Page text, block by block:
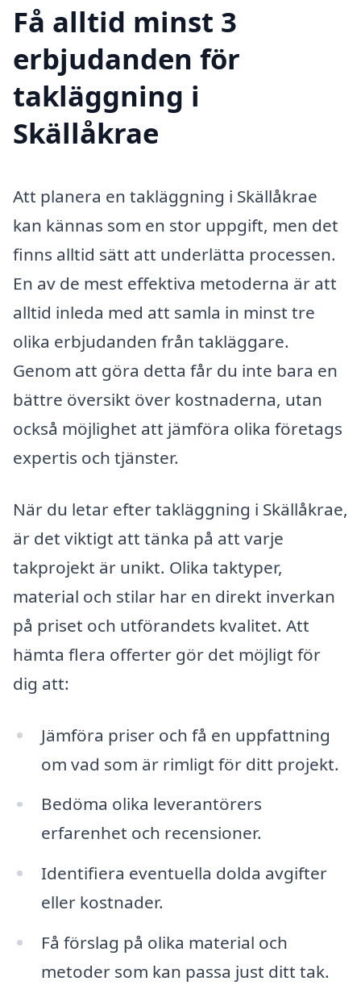
Få alltid minst 3
erbjudanden för
takläggning i
Skällåkrae
Att planera en takläggning i Skällåkrae
kan kännas som en stor uppgift, men det
finns alltid sätt att underlätta processen.
En av de mest effektiva metoderna är att
alltid inleda med att samla in minst tre
olika erbjudanden från takläggare.
Genom att göra detta får du inte bara en
bättre översikt över kostnaderna, utan
också möjlighet att jämföra olika företags
expertis och tjänster.
När du letar efter takläggning i Skällåkrae,
är det viktigt att tänka på att varje
takprojekt är unikt. Olika taktyper,
material och stilar har en direkt inverkan
på priset och utförandets kvalitet. Att
hämta flera offerter gör det möjligt för
dig att:
Jämföra priser och få en uppfattning
om vad som är rimligt för ditt projekt.
Bedöma olika leverantörers
erfarenhet och recensioner.
Identifiera eventuella dolda avgifter
eller kostnader.
Få förslag på olika material och
metoder som kan passa just ditt tak.